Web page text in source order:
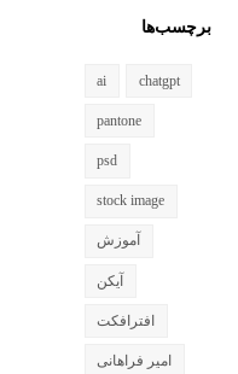
برچسب‌ها
ai chatgpt
pantone
psd
stock image
آموزش
آیکن
افترافکت
امیر فراهانی